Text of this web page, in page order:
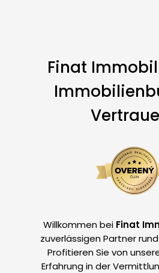
Finat
Willkommen bei Finat
zuverlässigen Partner
Profitieren Sie von
Erfahrung in der